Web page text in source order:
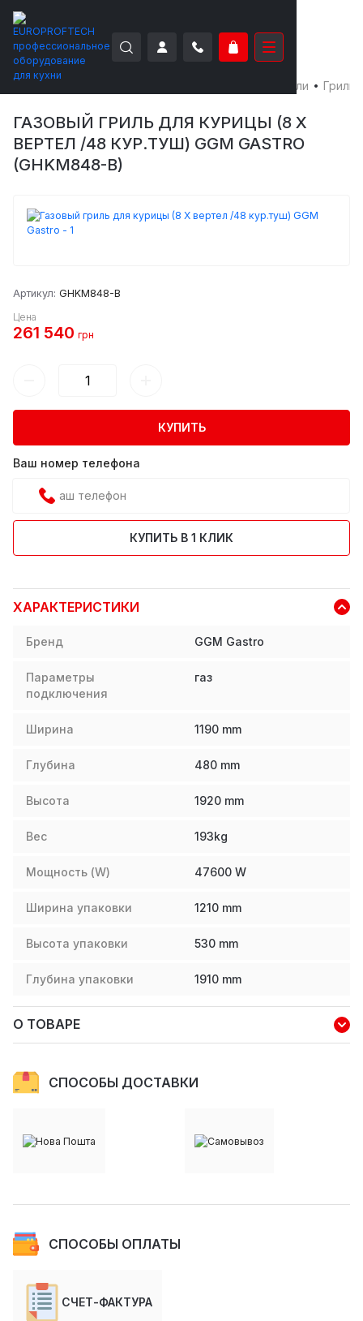
EUROPROFTECH Грили Грили
ГАЗОВЫЙ ГРИЛЬ ДЛЯ КУРИЦЫ (8 Х
ВЕРТЕЛ /48 КУР.ТУШ) GGM GASTRO
(GHKM848-B)
Артикул: GHKM848-B
Цена
261 540 грн
КУПИТЬ
Ваш номер телефона
КУПИТЬ В 1 КЛИК
ХАРАКТЕРИСТИКИ
Бренд GGM Gastro
Параметры
подключения
газ
Ширина 1190 mm
Глубина 480 mm
Высота 1920 mm
Вес 193kg
Мощность (W) 47600 W
Ширина упаковки 1210 mm
Высота упаковки 530 mm
Глубина упаковки 1910 mm
О ТОВАРЕ
СПОСОБЫ ДОСТАВКИ
СПОСОБЫ ОПЛАТЫ
СЧЕТ-ФАКТУРА